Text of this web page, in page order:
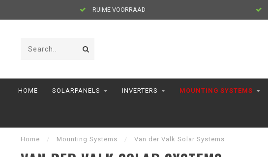
RUIME VOORRAAD
HOME SOLARPANELS INVERTERS MOUNTING SYSTEMS
Home / Mounting Systems / Van der Valk Solar Systems